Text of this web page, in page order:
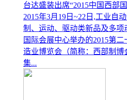
台达盛装出席“2015中国西部
2015年3月19日~22日,工业自
制、运动、驱动类新品及多
国际会展中心举办的2015第
造业博览会（简称：西部制博
集...